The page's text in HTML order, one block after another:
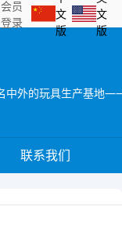
会员
登录
文
版
文
版
联系我们